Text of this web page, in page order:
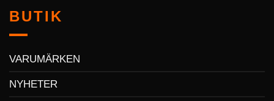
BUTIK
VARUMÄRKEN
NYHETER